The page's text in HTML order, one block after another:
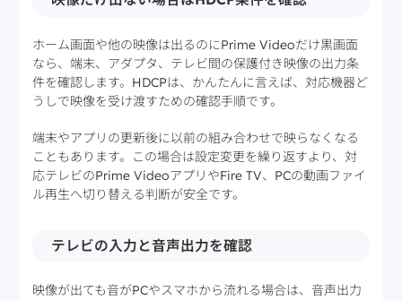
ホーム画面や他の映像は出るのにPrime Videoだけ黒画面
なら、端末、アダプタ、テレビ間の保護付き映像の出力条
件を確認します。HDCPは、かんたんに言えば、対応機器ど
うしで映像を受け渡すための確認手順です。
端末やアプリの更新後に以前の組み合わせで映らなくなる
こともあります。この場合は設定変更を繰り返すより、対
応テレビのPrime VideoアプリやFire TV、PCの動画ファイ
ル再生へ切り替える判断が安全です。
テレビの入力と音声出力を確認
映像が出ても音がPCやスマホから流れる場合は、音声出力